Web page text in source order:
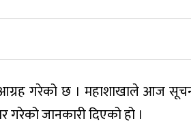
गरेको छ । महाशाखाले आज
जानकारी दिएको हो ।